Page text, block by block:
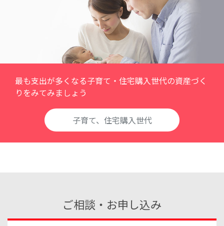
NISA
マイカー購入にかかる費用
約319
貯めながらふやしましょう
目標額に早く到達することができます。
ただし、高い利回りを目指すことは、よりリスクを伴
うことになります。
40歳のとき 50歳のとき 60歳のとき
最も支出が多くなる子育て・住宅購入世代の資産づく
りをみてみましょう
子育て、住宅購入世代
ご相談・お申し込み